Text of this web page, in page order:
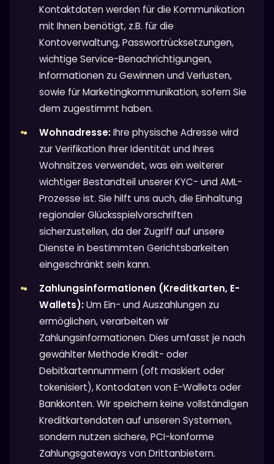
Kontaktdaten werden für die Kommunikation
mit Ihnen benötigt, z.B. für die
Kontoverwaltung, Passwortrücksetzungen,
wichtige Service-Benachrichtigungen,
Informationen zu Gewinnen und Verlusten,
sowie für Marketingkommunikation, sofern Sie
dem zugestimmt haben.
Wohnadresse:Ihre physische Adresse wird
zur Verifikation Ihrer Identität und Ihres
Wohnsitzes verwendet, was ein weiterer
wichtiger Bestandteil unserer KYC- und AML-
Prozesse ist. Sie hilft uns auch, die Einhaltung
regionaler Glücksspielvorschriften
sicherzustellen, da der Zugriff auf unsere
Dienste in bestimmten Gerichtsbarkeiten
eingeschränkt sein kann.
Zahlungsinformationen (Kreditkarten, E-
Wallets):Um Ein- und Auszahlungen zu
ermöglichen, verarbeiten wir
Zahlungsinformationen. Dies umfasst je nach
gewählter Methode Kredit- oder
Debitkartennummern (oft maskiert oder
tokenisiert), Kontodaten von E-Wallets oder
Bankkonten. Wir speichern keine vollständigen
Kreditkartendaten auf unseren Systemen,
sondern nutzen sichere, PCI-konforme
Zahlungsgateways von Drittanbietern.